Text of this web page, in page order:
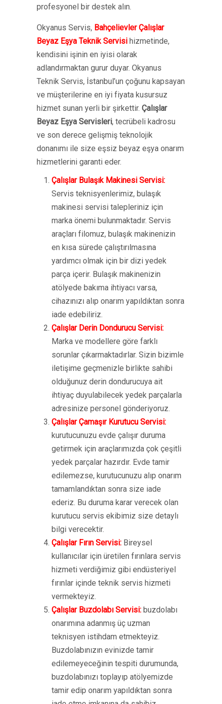
profesyonel bir destek alın.
Okyanus Servis, Bahçelievler Çalışlar
Beyaz Eşya Teknik Servisi hizmetinde,
kendisini işinin en iyisi olarak
adlandırmaktan gurur duyar. Okyanus
Teknik Servis, İstanbul’un çoğunu kapsayan
ve müşterilerine en iyi fiyata kusursuz
hizmet sunan yerli bir şirkettir. Çalışlar
Beyaz Eşya Servisleri, tecrübeli kadrosu
ve son derece gelişmiş teknolojik
donanımı ile size eşsiz beyaz eşya onarım
hizmetlerini garanti eder.
Çalışlar Bulaşık Makinesi Servisi:
Servis teknisyenlerimiz, bulaşık
makinesi servisi talepleriniz için
marka önemi bulunmaktadır. Servis
araçları filomuz, bulaşık makinenizin
en kısa sürede çalıştırılmasına
yardımcı olmak için bir dizi yedek
parça içerir. Bulaşık makinenizin
atölyede bakıma ihtiyacı varsa,
cihazınızı alıp onarım yapıldıktan sonra
iade edebiliriz.
Çalışlar Derin Dondurucu Servisi:
Marka ve modellere göre farklı
sorunlar çıkarmaktadırlar. Sizin bizimle
iletişime geçmenizle birlikte sahibi
olduğunuz derin dondurucuya ait
ihtiyaç duyulabilecek yedek parçalarla
adresinize personel gönderiyoruz.
Çalışlar Çamaşır Kurutucu Servisi:
kurutucunuzu evde çalışır duruma
getirmek için araçlarımızda çok çeşitli
yedek parçalar hazırdır. Evde tamir
edilemezse, kurutucunuzu alıp onarım
tamamlandıktan sonra size iade
ederiz. Bu duruma karar verecek olan
kurutucu servis ekibimiz size detaylı
bilgi verecektir.
Çalışlar Fırın Servisi: Bireysel
kullanıcılar için üretilen fırınlara servis
hizmeti verdiğimiz gibi endüsteriyel
fırınlar içinde teknik servis hizmeti
vermekteyiz.
Çalışlar Buzdolabı Servisi: buzdolabı
onarımına adanmış üç uzman
teknisyen istihdam etmekteyiz.
Buzdolabınızın evinizde tamir
edilemeyeceğinin tespiti durumunda,
buzdolabınızı toplayıp atölyemizde
tamir edip onarım yapıldıktan sonra